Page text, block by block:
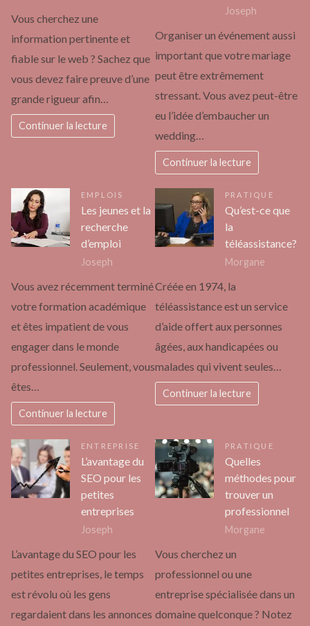
Vous cherchez une
information pertinente et
fiable sur le web ? Sachez que
vous devez faire preuve d’une
grande rigueur afin…
Continuer la lecture
Joseph
Organiser un événement aussi
important que votre mariage
peut être extrêmement
stressant. Vous avez peut-être
eu l’idée d’embaucher un
wedding…
Continuer la lecture
EMPLOIS
Les jeunes et la
recherche
d’emploi
Joseph
Vous avez récemment terminé
votre formation académique
et êtes impatient de vous
engager dans le monde
professionnel. Seulement, vous
êtes…
Continuer la lecture
PRATIQUE
Qu’est-ce que
la
téléassistance?
Morgane
Créée en 1974, la
téléassistance est un service
d’aide offert aux personnes
âgées, aux handicapées ou
malades qui vivent seules…
Continuer la lecture
ENTREPRISE
L’avantage du
SEO pour les
petites
entreprises
Joseph
L’avantage du SEO pour les
petites entreprises, le temps
est révolu où les gens
regardaient dans les annonces
PRATIQUE
Quelles
méthodes pour
trouver un
professionnel
Morgane
Vous cherchez un
professionnel ou une
entreprise spécialisée dans un
domaine quelconque ? Notez